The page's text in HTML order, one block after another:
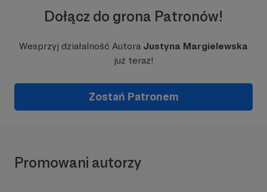
Dołącz do grona Patronów!
Wesprzyj działalność Autora Justyna Margielewska
już teraz!
Zostań Patronem
Promowani autorzy